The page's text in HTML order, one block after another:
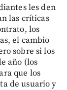
les den
las críticas
los
el cambio
sobre si los
año (los
que los
de usuario y